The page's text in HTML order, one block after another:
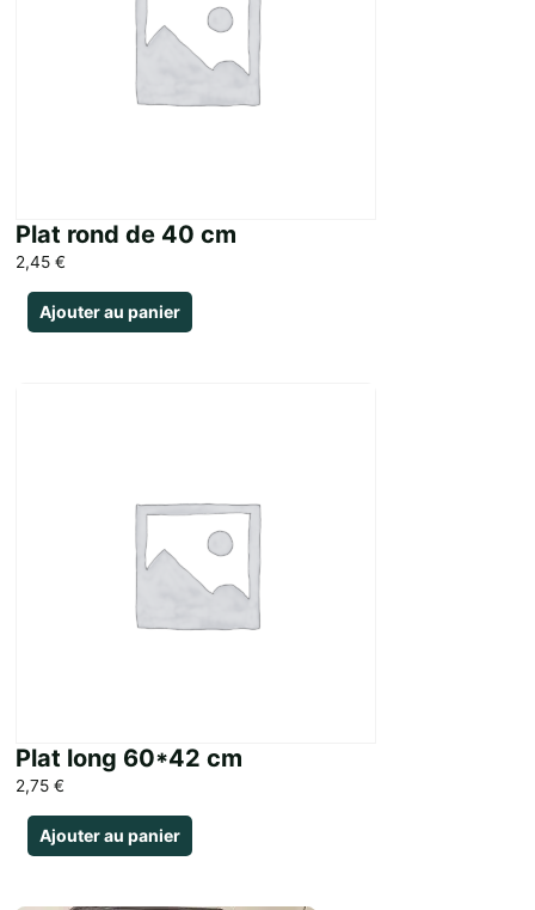
Plat rond de 40 cm
2,45 €
Ajouter au panier
Plat long 60*42 cm
2,75 €
Ajouter au panier